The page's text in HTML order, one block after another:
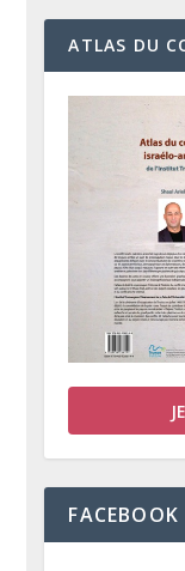
ATLAS DU
FACEBOOK